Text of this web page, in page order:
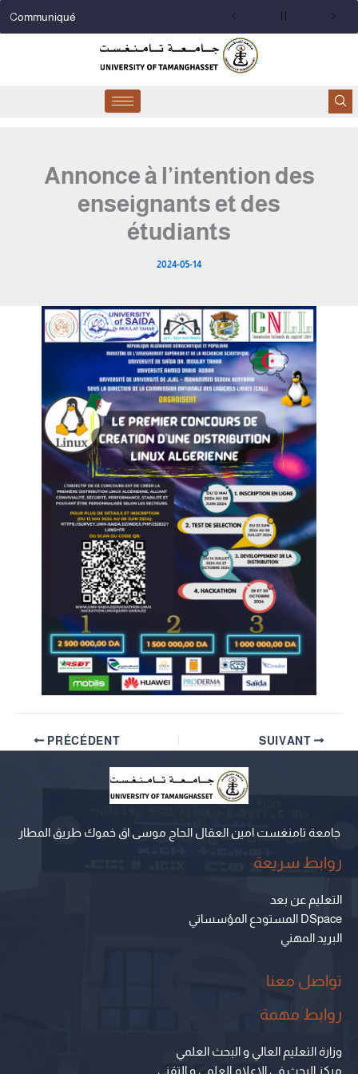
Communiqué
Annonce à l’intention des
enseignants et des
étudiants
2024-05-14
PRÉCÉDENT SUIVANT
جامعة تامنغست امين العقال الحاج موسى اق خموك طريق المطار
روابط سريعة
التعليم عن بعد
المستودع المؤسساتي DSpace
البريد المهني
تواصل معنا
روابط مهمة
وزارة التعليم العالي و البحث العلمي
مركز البحث في الإعلام العلمي و التقني